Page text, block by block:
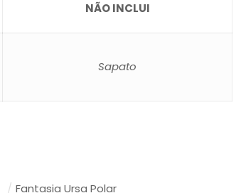
NÃO INCLUI
Sapato
/ Fantasia Ursa Polar